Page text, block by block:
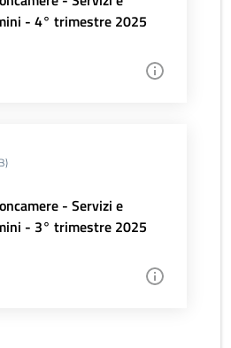
- 4° trimestre 2025
- Servizi e
- 3° trimestre 2025